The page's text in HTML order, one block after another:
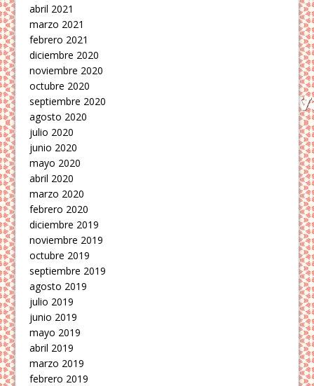
abril 2021
marzo 2021
febrero 2021
diciembre 2020
noviembre 2020
octubre 2020
septiembre 2020
agosto 2020
julio 2020
junio 2020
mayo 2020
abril 2020
marzo 2020
febrero 2020
diciembre 2019
noviembre 2019
octubre 2019
septiembre 2019
agosto 2019
julio 2019
junio 2019
mayo 2019
abril 2019
marzo 2019
febrero 2019